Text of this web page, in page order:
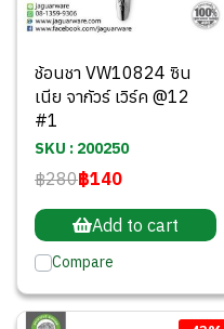
ช้อนชา VW10824 ซิน
เนีย จากัวร์ เวิร์ค @12
#1
SKU : 200250
฿280฿140
Add to cart
Compare